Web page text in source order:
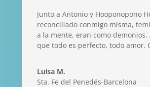
Junto a Antonio y Hooponopono
reconciliado conmigo misma,
a la mente, eran como demonios.
que todo es perfecto, todo amor.
Luisa M.
Sta. Fe del Penedés-Barcelona